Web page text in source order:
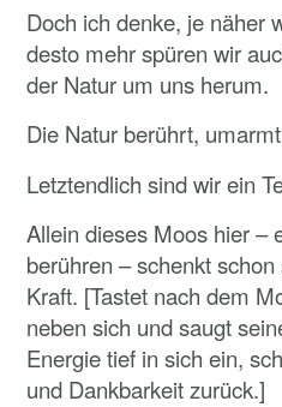
Doch ich denke, je näher
desto mehr spüren wir
der Natur um uns herum.
Die Natur berührt,
Letztendlich sind wir ein
Allein dieses Moos hier –
berühren – schenkt
Kraft. [Tastet nach dem
neben sich und saugt
Energie tief in sich ein,
und Dankbarkeit zurück.]